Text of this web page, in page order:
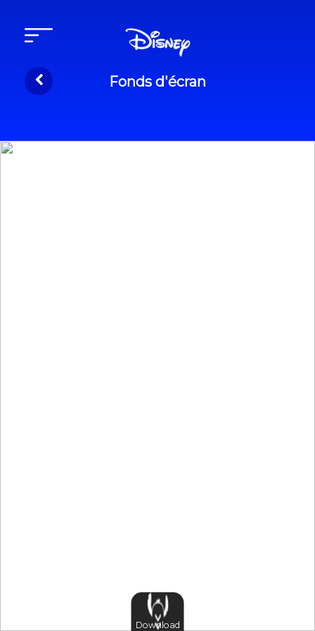
Fonds d'écran
Download